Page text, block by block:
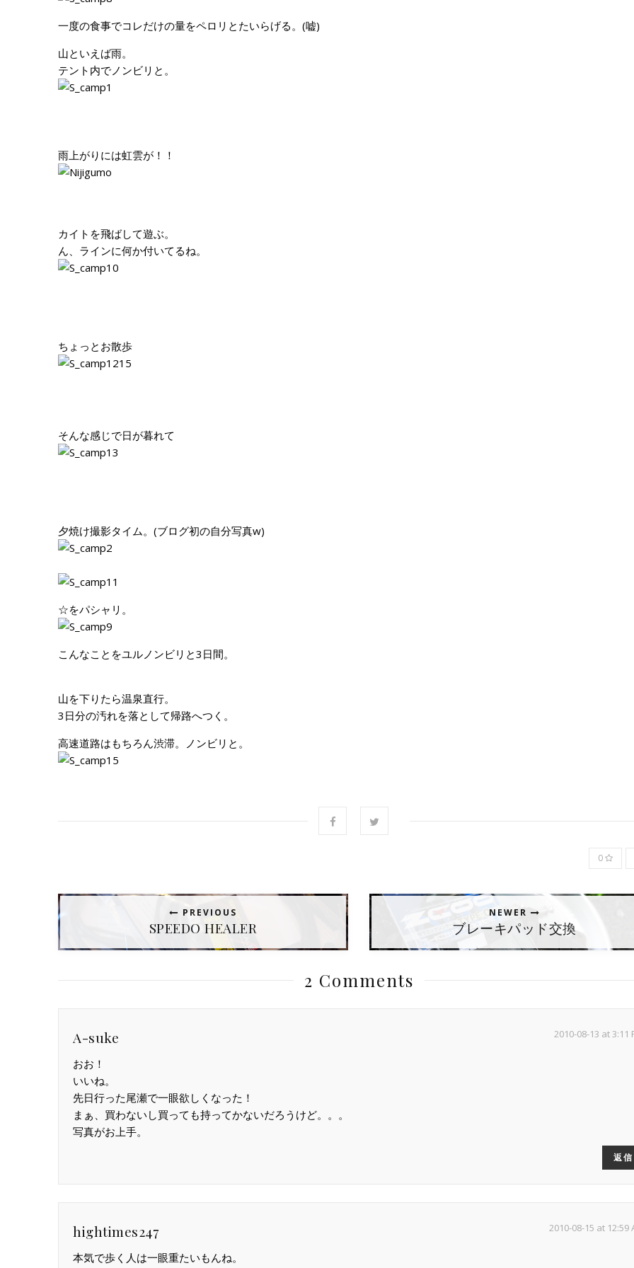
一度の食事でコレだけの量をペロリとたいらげる。(嘘)
山といえば雨。
テント内でノンビリと。
雨上がりには虹雲が！！
カイトを飛ばして遊ぶ。
ん、ラインに何か付いてるね。
ちょっとお散歩
そんな感じで日が暮れて
夕焼け撮影タイム。(ブログ初の自分写真w)
☆をパシャリ。
こんなことをユルノンビリと3日間。
山を下りたら温泉直行。
3日分の汚れを落として帰路へつく。
高速道路はもちろん渋滞。ノンビリと。
0
PREVIOUS
SPEEDO HEALER
NEWER
ブレーキパッド交換
2 Comments
A-suke 2010-08-13 at 3:11
おお！
いいね。
先日行った尾瀬で一眼欲しくなった！
まぁ、買わないし買っても持ってかないだろうけど。。。
写真がお上手。
返信
hightimes247 2010-08-15 at 12:59
本気で歩く人は一眼重たいもんね。